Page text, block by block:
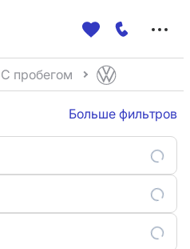
С пробегом
Больше фильтров